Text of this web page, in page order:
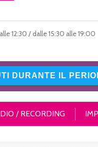
12:30 / dalle 15:30 alle 19:00
DURANTE IL
/ RECORDING